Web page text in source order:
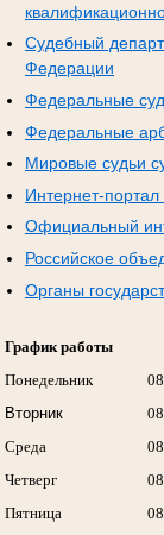
Судебный
Федерации
Федеральные
Федеральные
Мировые судьи
Интернет-
Официальный
Российское
Органы
График работы
Понедельник
Вторник
Среда
Четверг
Пятница